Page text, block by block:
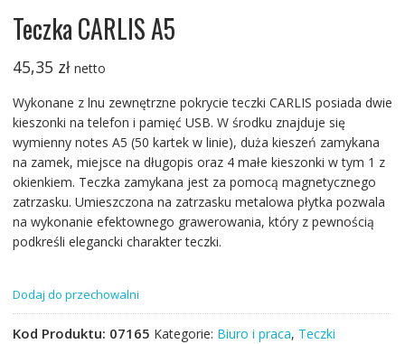
Teczka CARLIS A5
45,35 zł netto
Wykonane z lnu zewnętrzne pokrycie teczki CARLIS posiada dwie
kieszonki na telefon i pamięć USB. W środku znajduje się
wymienny notes A5 (50 kartek w linie), duża kieszeń zamykana
na zamek, miejsce na długopis oraz 4 małe kieszonki w tym 1 z
okienkiem. Teczka zamykana jest za pomocą magnetycznego
zatrzasku. Umieszczona na zatrzasku metalowa płytka pozwala
na wykonanie efektownego grawerowania, który z pewnością
podkreśli elegancki charakter teczki.
Dodaj do przechowalni
Kod Produktu: 07165 Kategorie: Biuro i praca, Teczki